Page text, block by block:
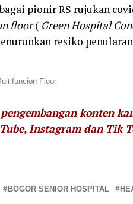
pionir RS rujukan
floor( Green Hospital
resiko
Floor
konten
Instagram dan Tik
BOGOR SENIOR HOSPITAL